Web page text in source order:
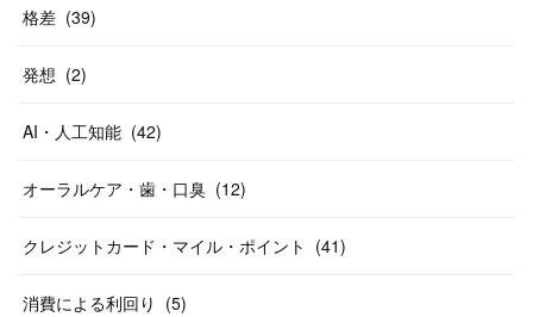
格差 (39)
発想 (2)
AI・人工知能 (42)
オーラルケア・歯・口臭 (12)
クレジットカード・マイル・ポイント (41)
消費による利回り (5)